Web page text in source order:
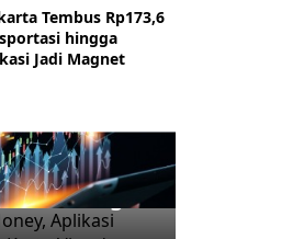
Tembus Rp173,6
hingga
Jadi Magnet
X Money,
Digital
dan Bunga